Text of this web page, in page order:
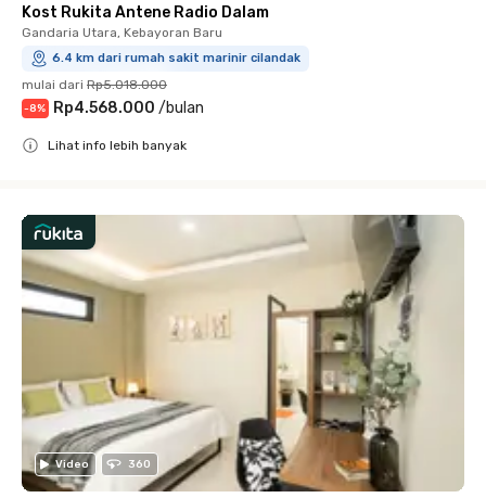
Kost Rukita Antene Radio Dalam
Gandaria Utara, Kebayoran Baru
6.4 km dari rumah sakit marinir cilandak
mulai dari Rp5.018.000
-8% Rp4.568.000 /bulan
Lihat info lebih banyak
Video 360